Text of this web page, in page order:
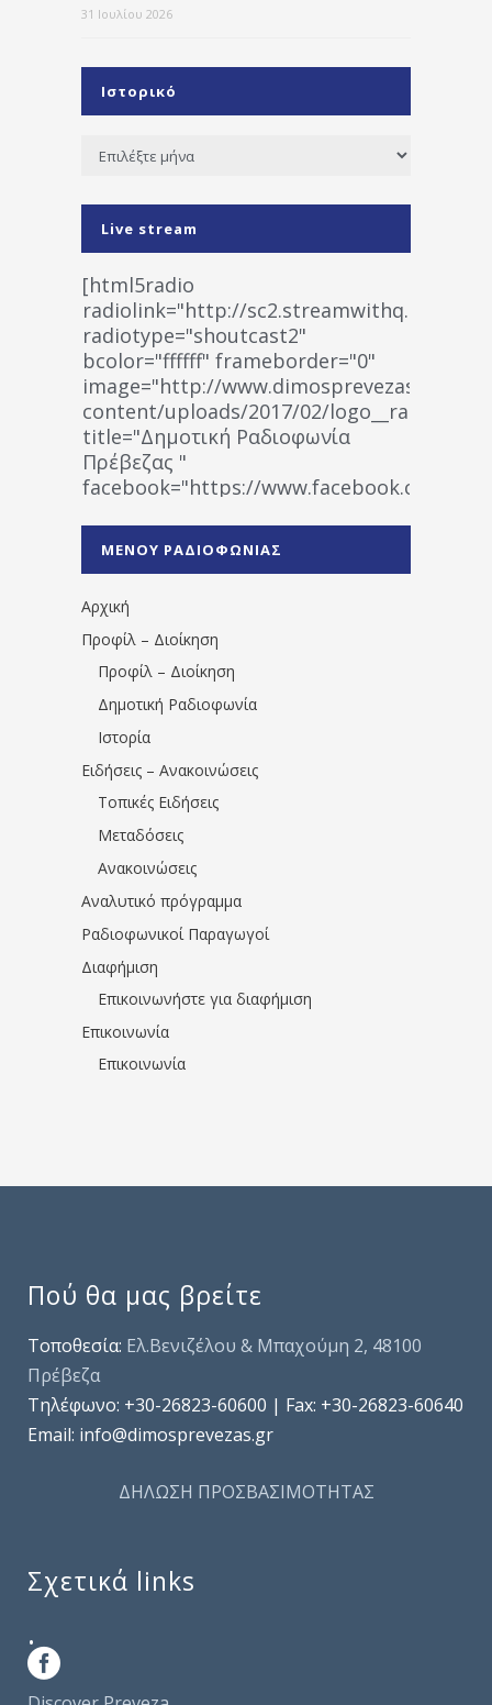
31 Ιουλίου 2026
Ιστορικό
Ιστορικό
Live stream
[html5radio
radiolink="http://
radiotype="shoutcast2"
bcolor="ffffff" frameborder="0"
image="http://www.dimosprevezas.gr/wp-
content/uploads/2017/02/
title="Δημοτική Ραδιοφωνία
Πρέβεζας "
facebook="https://www.facebook.com/
1531194763766854/" artist="" ]
ΜΕΝΟΥ ΡΑΔΙΟΦΩΝΙΑΣ
Αρχική
Προφίλ – Διοίκηση
Προφίλ – Διοίκηση
Δημοτική Ραδιοφωνία
Ιστορία
Ειδήσεις – Ανακοινώσεις
Τοπικές Ειδήσεις
Μεταδόσεις
Ανακοινώσεις
Αναλυτικό πρόγραμμα
Ραδιοφωνικοί Παραγωγοί
Διαφήμιση
Επικοινωνήστε για διαφήμιση
Επικοινωνία
Επικοινωνία
Πού θα μας βρείτε
Τοποθεσία: Ελ.Βενιζέλου & Μπαχούμη 2, 48100
Πρέβεζα
Τηλέφωνo: +30-26823-60600 | Fax: +30-26823-60640
Email: info@dimosprevezas.gr
ΔΗΛΩΣΗ ΠΡΟΣΒΑΣΙΜΟΤΗΤΑΣ
Σχετικά links
.